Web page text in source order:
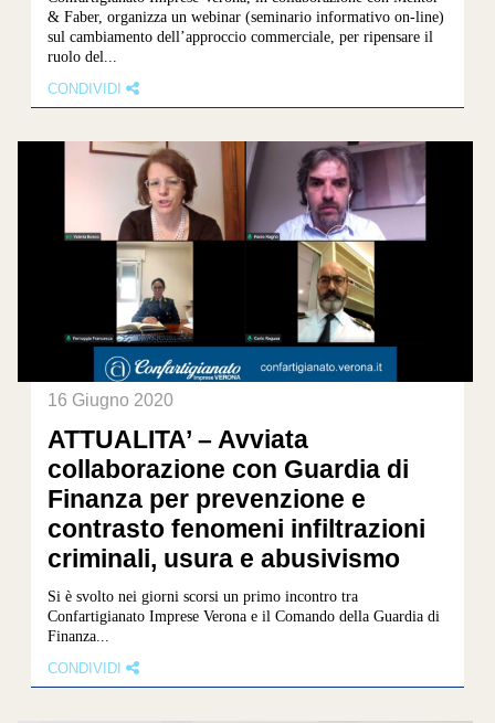
& Faber, organizza un webinar (seminario informativo on-line)
sul cambiamento dell’approccio commerciale, per ripensare il
ruolo del...
CONDIVIDI
16 Giugno 2020
ATTUALITA’ – Avviata
collaborazione con Guardia di
Finanza per prevenzione e
contrasto fenomeni infiltrazioni
criminali, usura e abusivismo
Si è svolto nei giorni scorsi un primo incontro tra
Confartigianato Imprese Verona e il Comando della Guardia di
Finanza...
CONDIVIDI